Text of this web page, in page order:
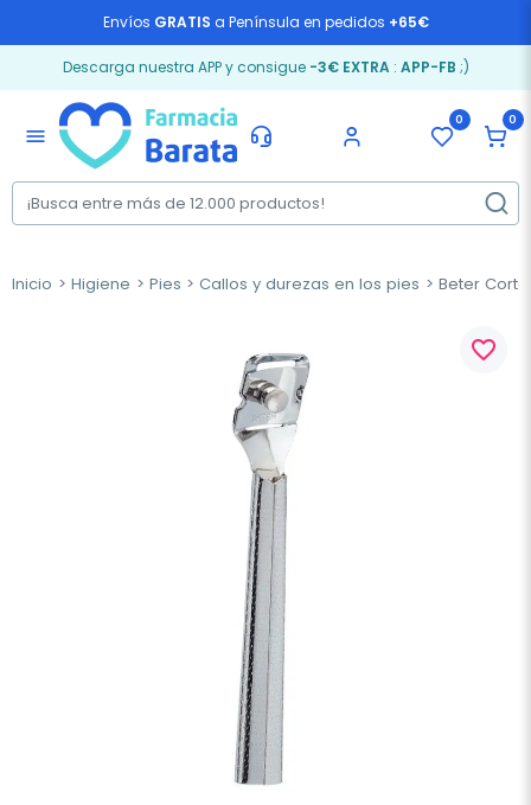
Envíos GRATIS a Península en pedidos +65€
Descarga nuestra APP y consigue -3€ EXTRA: APP-FB ;)
menu
0 0
Inicio Higiene Pies Callos y durezas en los pies Beter
favorite_border